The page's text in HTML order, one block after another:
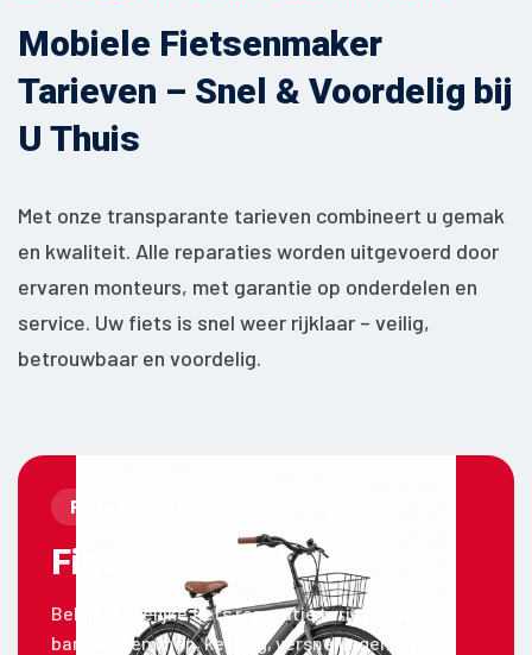
Mobiele Fietsenmaker
Tarieven – Snel & Voordelig bij
U Thuis
Met onze transparante tarieven combineert u gemak
en kwaliteit. Alle reparaties worden uitgevoerd door
ervaren monteurs, met garantie op onderdelen en
service. Uw fiets is snel weer rijklaar – veilig,
betrouwbaar en voordelig.
Fiets reparatie
Fiets
Bekijk duidelijke fiets reparatie tarieven voor
banden, remmen, ketting, versnellingen en